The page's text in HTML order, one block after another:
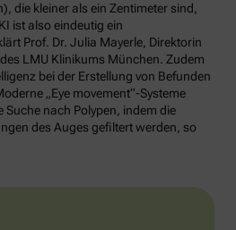
die kleiner als ein Zentimeter sind,
ist also eindeutig ein
Prof. Dr. Julia Mayerle, Direktorin
LMU Klinikums München. Zudem
bei der Erstellung von Befunden
„Eye movement“-Systeme
Suche nach Polypen, indem die
des Auges gefiltert werden, so